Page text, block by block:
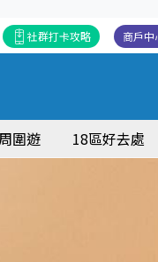
商戶中
社群打卡攻略
圍遊 18區好去處